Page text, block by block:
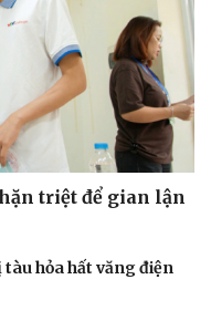
triệt để gian lận
hỏa hất văng điện